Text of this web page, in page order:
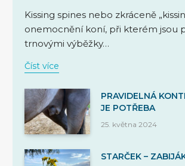
Kissing spines nebo zkráceně
onemocnění koní, při kterém jsou
trnovými výběžky…
Číst více
PRAVIDELNÁ
JE POTŘEBA
25. května 2024
STARČEK –